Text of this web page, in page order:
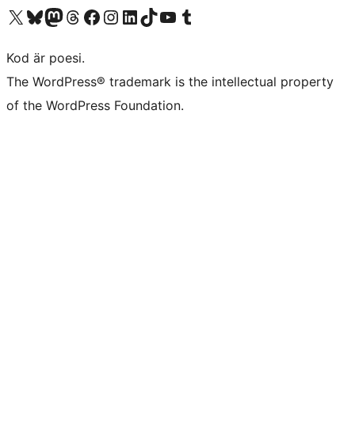
Besök vår X-konto (f.d. Twitter)
Besök vårt Bluesky-konto
Besök vårt Mastodon-konto
Besök vårt Thread-konto
Besök vår Facebook-sidaBesök vårt Instagram-konto
Besök vårt LinkedIn-konto
Besök vårt TikTok-konto
Besök vår YouTube-kanalBesök vårt Tumblr-konto
Kod är poesi.
The WordPress® trademark is the intellectual property
of the WordPress Foundation.